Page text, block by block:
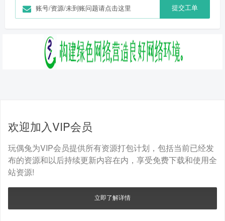
账号/资源/未到账问题请点击这里 提交工单
欢迎加入VIP会员
玩偶兔为VIP会员提供所有资源打包计划，包括当前已经发
布的资源和以后持续更新内容在内，享受免费下载和使用全
站资源!
立即了解详情